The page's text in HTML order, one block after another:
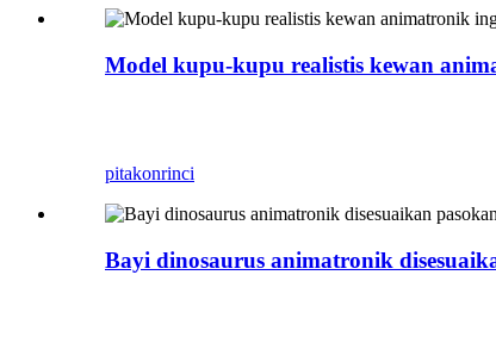
Model kupu-kupu realistis kewan
pitakonrinci
Bayi dinosaurus animatronik